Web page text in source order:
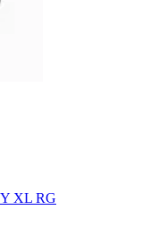
XL RG